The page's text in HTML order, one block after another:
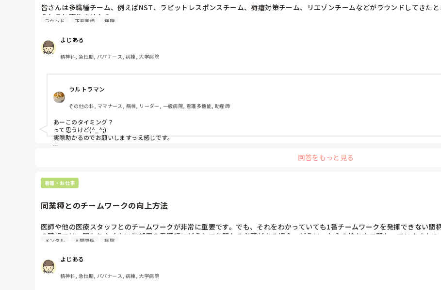
皆さんは多職種チーム、例えばNST、ラビットレスポンスチーム、褥瘡対策チーム、リエゾンチームなどがラウンドしてきた
ラウンド 正看護師 病院
よじある
精神科, 急性期, パパナース, 病棟, 大学病院
ウルトラマン
その他の科, ママナース, 病棟, リーダー, 一般病院, 看護多機能, 助産師
あーこのタイミング？
って思うけど(^_^;)
実際助かるのでお願いしますっえ感じです。
ちょっとあばれて、、、と言うと鎮静薬使って、、、とか、
予防はとにかく話を聞くしかないってアドバイスしてくれます。でも、そこ、勉強してきたのだから対応願いたいと思ってしまいす。
回答をもっと見る
看護・お仕事
同業種とのチームワークの向上方法
医師や他の医療スタッフとのチームワークが非常に重要です。でも、それをわかっていても1番チームワークを発揮できない間
の職場では、関わりたくない他部署の看護師にどうしても関わる必要がある場合、どういった心の持ち方で関わっていますか？
メンタル 人間関係 病院
よじある
精神科, 急性期, パパナース, 病棟, 大学病院